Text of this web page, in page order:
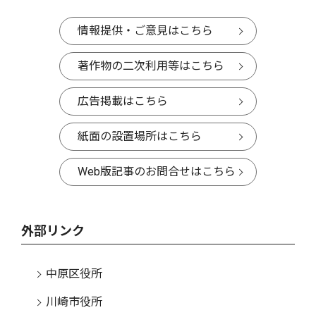
情報提供・ご意見はこちら
著作物の二次利用等はこちら
広告掲載はこちら
紙面の設置場所はこちら
Web版記事のお問合せはこちら
外部リンク
中原区役所
川崎市役所